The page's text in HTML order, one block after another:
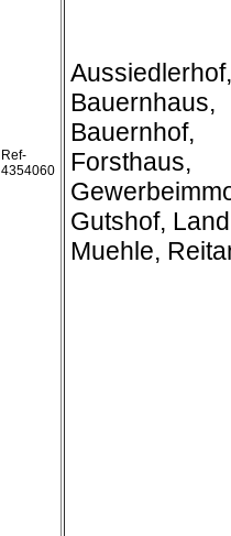
Ref-
4354060
Aussiedlerhof,
Bauernhaus,
Bauernhof,
Forsthaus,
Gutshof,
Muehle,